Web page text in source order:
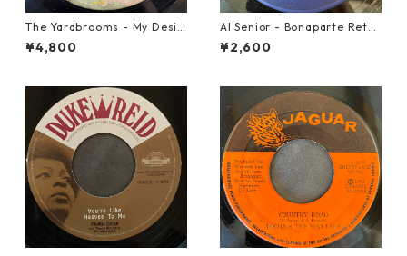
The Yardbrooms - My Desir
e【7-21922】
¥4,800
Al Senior - Bonaparte Retre
at【7-21861】
¥2,600